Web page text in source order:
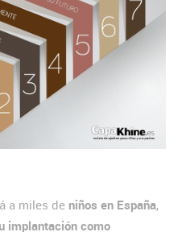
a miles de niños en España,
implantación como